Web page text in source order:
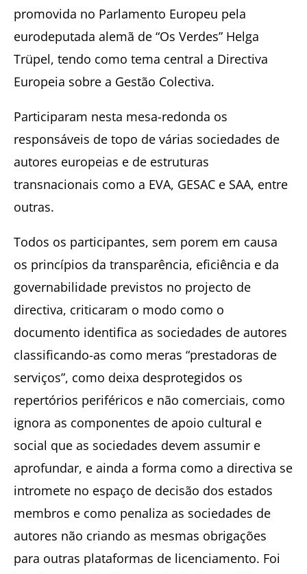
promovida no Parlamento Europeu pela
eurodeputada alemã de “Os Verdes” Helga
Trüpel, tendo como tema central a Directiva
Europeia sobre a Gestão Colectiva.
Participaram nesta mesa-redonda os
responsáveis de topo de várias sociedades de
autores europeias e de estruturas
transnacionais como a EVA, GESAC e SAA, entre
outras.
Todos os participantes, sem porem em causa
os princípios da transparência, eficiência e da
governabilidade previstos no projecto de
directiva, criticaram o modo como o
documento identifica as sociedades de autores
classificando-as como meras “prestadoras de
serviços”, como deixa desprotegidos os
repertórios periféricos e não comerciais, como
ignora as componentes de apoio cultural e
social que as sociedades devem assumir e
aprofundar, e ainda a forma como a directiva se
intromete no espaço de decisão dos estados
membros e como penaliza as sociedades de
autores não criando as mesmas obrigações
para outras plataformas de licenciamento. Foi